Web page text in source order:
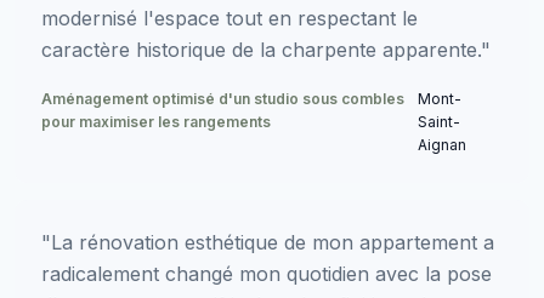
modernisé l'espace tout en respectant le
caractère historique de la charpente apparente."
Aménagement optimisé d'un studio sous combles
pour maximiser les rangements
Mont-
Saint-
Aignan
"La rénovation esthétique de mon appartement a
radicalement changé mon quotidien avec la pose